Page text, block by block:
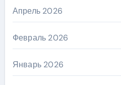
Апрель 2026
Февраль 2026
Январь 2026